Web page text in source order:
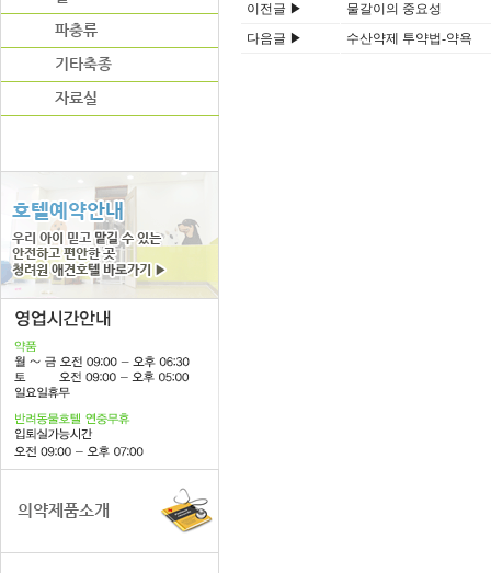
이전글 ▶
물갈이의 중요성
다음글 ▶
수산약제 투약법-약욕